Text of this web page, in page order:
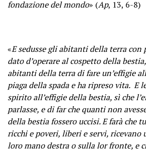
fondazione del mondo» (Ap, 13, 6-8)
«E sedusse gli abitanti della terra con
dato d’operare al cospetto della
abitanti della terra di fare un’effigie
piaga della spada e ha ripreso vita. E
spirito all’effigie della bestia, sì che
parlasse, e di far che quanti non
della bestia fossero uccisi. E farà che
ricchi e poveri, liberi e servi, ricevano
loro mano destra o sulla lor fronte, e